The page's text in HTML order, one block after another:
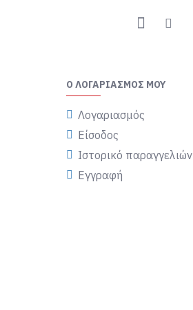
Ο ΛΟΓΑΡΙΑΣΜΌΣ ΜΟΥ
Λογαριασμός
Είσοδος
Ιστορικό παραγγελιών
Εγγραφή